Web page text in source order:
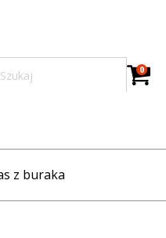
0
z buraka